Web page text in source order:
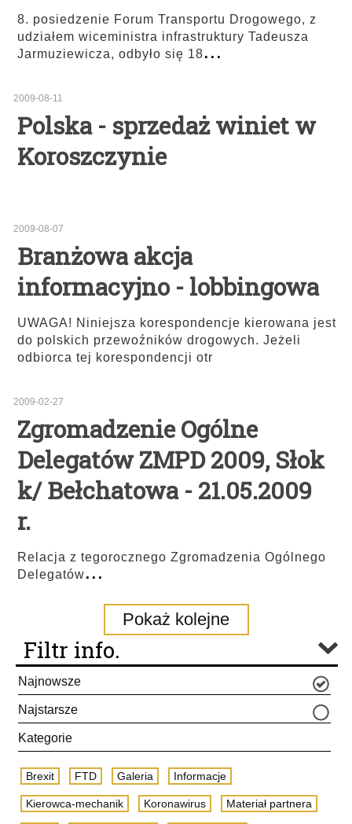
8. posiedzenie Forum Transportu Drogowego, z
udziałem wiceministra infrastruktury Tadeusza
Jarmuziewicza, odbyło się 18...
2009-08-11
Polska - sprzedaż winiet w
Koroszczynie
2009-08-07
Branżowa akcja
informacyjno - lobbingowa
UWAGA! Niniejsza korespondencje kierowana jest
do polskich przewoźników drogowych. Jeżeli
odbiorca tej korespondencji otr
2009-02-27
Zgromadzenie Ogólne
Delegatów ZMPD 2009, Słok
k/ Bełchatowa - 21.05.2009
r.
Relacja z tegorocznego Zgromadzenia Ogólnego
Delegatów...
Pokaż kolejne
Filtr info.
Najnowsze
Najstarsze
Kategorie
Brexit FTD Galeria Informacje
Kierowca-mechanik Koronawirus Materiał partnera